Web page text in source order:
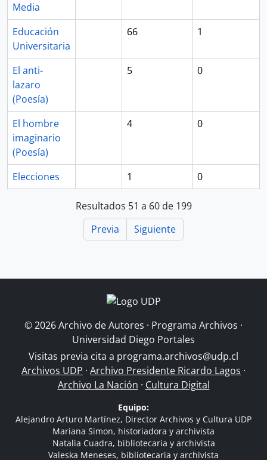
Media
Educación
Universitaria
66 1
El anti-
lazaro
(Poesía)
5 0
El hombre
imaginario
(Poesía)
4 0
Elecciones 1 0
Resultados 51 a 60 de 199
Previa
Siguiente
© 2026 Archivo de Autores · Programa Archivos ·
Universidad Diego Portales
Visitas previa cita a programa.archivos@udp.cl
Archivos UDP · Archivo Presidente Ricardo Lagos ·
Archivo La Nación · Cultura Digital
Equipo:
Alejandro Arturo Martínez, Director Archivos y Cultura UDP
Mariana Simon, historiadora y archivista
Natalia Cuadra, bibliotecaria y archivista
Valeska Meneses, bibliotecaria y archivista